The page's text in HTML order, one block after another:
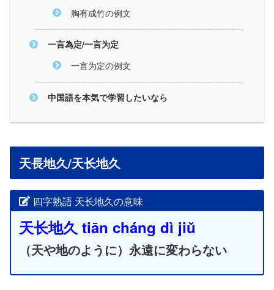
胸有成竹の例文
一言為定/一言为定
一言为定の例文
中国語を本気で学習したいなら
天長地久/天长地久
四字熟語 天长地久の意味
天长地久 tiān cháng dì jiǔ
（天や地のように）永遠に変わらない